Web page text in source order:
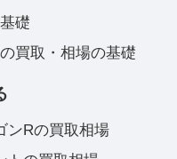
礎
買取・相場の基礎
ンRの買取相場